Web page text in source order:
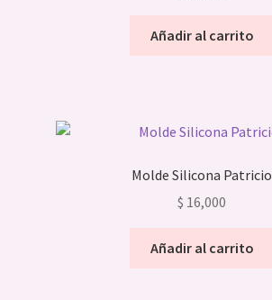
Añadir al carrito
Molde Silicona Patricio
$ 16,000
Añadir al carrito